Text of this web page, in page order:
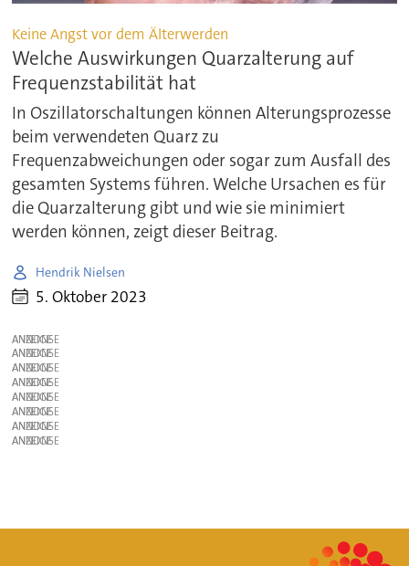
Keine Angst vor dem Älterwerden
Welche Auswirkungen Quarzalterung auf
Frequenzstabilität hat
In Oszillatorschaltungen können Alterungsprozesse
beim verwendeten Quarz zu
Frequenzabweichungen oder sogar zum Ausfall des
gesamten Systems führen. Welche Ursachen es für
die Quarzalterung gibt und wie sie minimiert
werden können, zeigt dieser Beitrag.
Hendrik Nielsen
5. Oktober 2023
ANZEIGE
ANZEIGE
ANZEIGE
ANZEIGE
ANZEIGE
ANZEIGE
ANZEIGE
ANZEIGE